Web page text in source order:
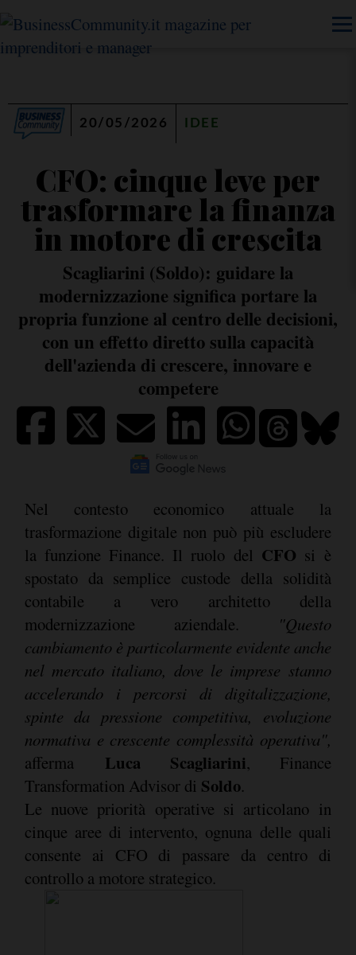
20/05/2026 IDEE
CFO: cinque leve per
trasformare la finanza
in motore di crescita
Scagliarini (Soldo): guidare la
modernizzazione significa portare la
propria funzione al centro delle decisioni,
con un effetto diretto sulla capacità
dell'azienda di crescere, innovare e
competere
Nel contesto economico attuale la
trasformazione digitale non può più escludere
la funzione Finance. Il ruolo del CFO si è
spostato da semplice custode della solidità
contabile a vero architetto della
modernizzazione aziendale.
"Questo
cambiamento è particolarmente evidente anche
nel mercato italiano, dove le imprese stanno
accelerando i percorsi di digitalizzazione,
spinte da pressione competitiva, evoluzione
normativa e crescente complessità operativa",
afferma
Luca Scagliarini, Finance
Transformation Advisor di Soldo.
Le nuove priorità operative si articolano in
cinque aree di intervento, ognuna delle quali
consente ai CFO di passare da centro di
controllo a motore strategico.